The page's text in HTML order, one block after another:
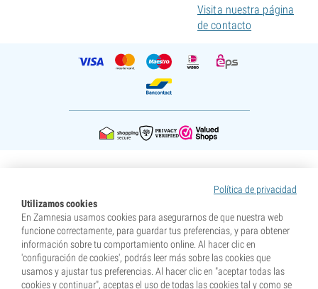
Política de privacidad
Utilizamos cookies
En Zamnesia usamos cookies para asegurarnos de que nuestra web
funcione correctamente, para guardar tus preferencias, y para obtener
información sobre tu comportamiento online. Al hacer clic en
'configuración de cookies', podrás leer más sobre las cookies que
usamos y ajustar tus preferencias. Al hacer clic en "aceptar todas las
cookies y continuar", aceptas el uso de todas las cookies tal y como se
Visita nuestra página
de contacto
* Nuestras semillas se venden como suvenires. La germinación de semillas es ilegal en muchos
países. Infórmate antes de efectuar tu compra. Al realizar tu pedido indicas que eres mayor de edad en
tu lugar de residencia y que conoces las normativas locales. También eximes de toda responsabilidad a
Zamnesia si actúas al margen de ellas.